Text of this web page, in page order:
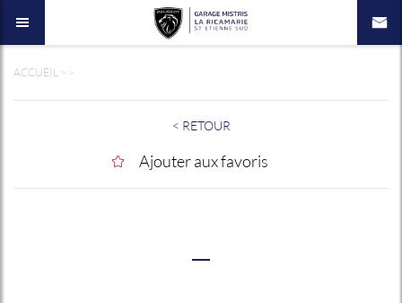
ACCUEIL
< RETOUR
Ajouter aux favoris